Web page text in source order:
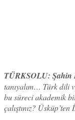
TÜRKSOLU: Şahin
tanıyalım… Türk dili
bu süreci akademik
çalıştınız?